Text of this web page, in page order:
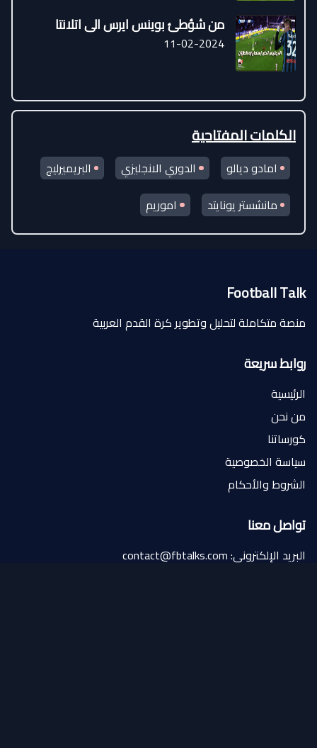
من شؤطئ بوينس ايرس الى اتلانتا
11-02-2024
الكلمات المفتاحية
امادو ديالو الدوري الانجليزي
البريميرليج
مانشستر يونايتد
اموريم
Football Talk
منصة متكاملة لتحليل وتطوير كرة القدم العربية
روابط سريعة
الرئيسية
من نحن
كورساتنا
سياسة الخصوصية
الشروط والأحكام
تواصل معنا
البريد الإلكتروني: contact@fbtalks.com